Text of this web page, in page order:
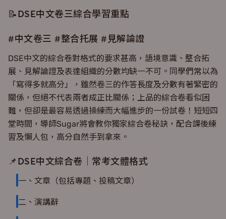
📝DSE中文卷三綜合學習重點
#中文卷三 #整合托展 #見解論證
DSE中文的綜合卷對格式的要求甚高，語境意識、整合拓
展、見解論證及表達組織的分數均缺一不可。同學們常以為
「寫得多就高分」，雖然卷三的作答長度及分數有著緊密的
關係，但絕不代表兩者成正比關係；上品的綜合卷看似困
難，但卻是最容易透過操練而大幅進步的一份試卷！短短四
堂時間，導師Sugar將會教你獨家綜合卷秘訣，配合課後練
習及懶人包，高分自然手到拿來。
📌DSE中文綜合卷｜常考文體格式
一、文章（包括專題、投稿文章）
二、演講辭